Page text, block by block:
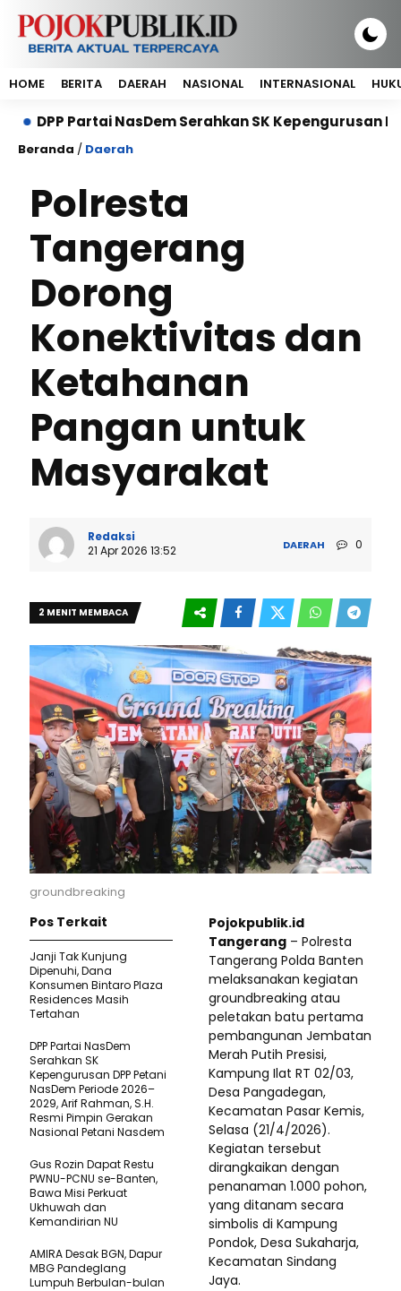
HOME BERITA DAERAH NASIONAL INTERNASIONAL
NasDem Serahkan SK Kepengurusan DPP
Beranda / Daerah
Polresta
Tangerang
Dorong
Konektivitas dan
Ketahanan
Pangan untuk
Masyarakat
Redaksi
21 Apr 2026 13:52
DAERAH 0
2 MENIT MEMBACA
groundbreaking
Pojokpublik.id
Tangerang – Polresta
Tangerang Polda Banten
melaksanakan kegiatan
groundbreaking atau
peletakan batu pertama
pembangunan Jembatan
Merah Putih Presisi,
Kampung Ilat RT 02/03,
Desa Pangadegan,
Kecamatan Pasar Kemis,
Selasa (21/4/2026).
Kegiatan tersebut
dirangkaikan dengan
penanaman 1.000 pohon,
yang ditanam secara
simbolis di Kampung
Pondok, Desa Sukaharja,
Kecamatan Sindang
Jaya.
Pos Terkait
Janji Tak Kunjung
Dipenuhi, Dana
Konsumen Bintaro Plaza
Residences Masih
Tertahan
DPP Partai NasDem
Serahkan SK
Kepengurusan DPP Petani
NasDem Periode 2026–
2029, Arif Rahman, S.H.
Resmi Pimpin Gerakan
Nasional Petani Nasdem
Gus Rozin Dapat Restu
PWNU-PCNU se-Banten,
Bawa Misi Perkuat
Ukhuwah dan
Kemandirian NU
AMIRA Desak BGN, Dapur
MBG Pandeglang
Lumpuh Berbulan-bulan